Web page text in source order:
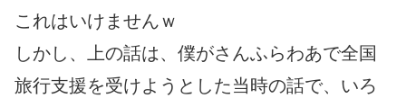
これはいけませんｗ
しかし、上の話は、僕がさんふらわあで全国
旅行支援を受けようとした当時の話で、いろ